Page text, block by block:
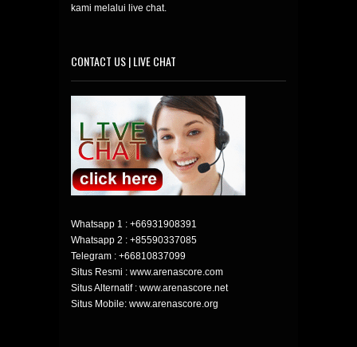
kami melalui live chat.
CONTACT US | LIVE CHAT
Whatsapp 1 : +66931908391
Whatsapp 2 : +85590337085
Telegram : +66810837099
Situs Resmi : www.arenascore.com
Situs Alternatif : www.arenascore.net
Situs Mobile: www.arenascore.org